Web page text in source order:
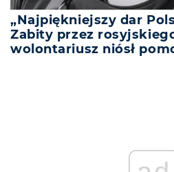
„Najpiękniejszy dar
Zabity przez
wolontariusz niósł